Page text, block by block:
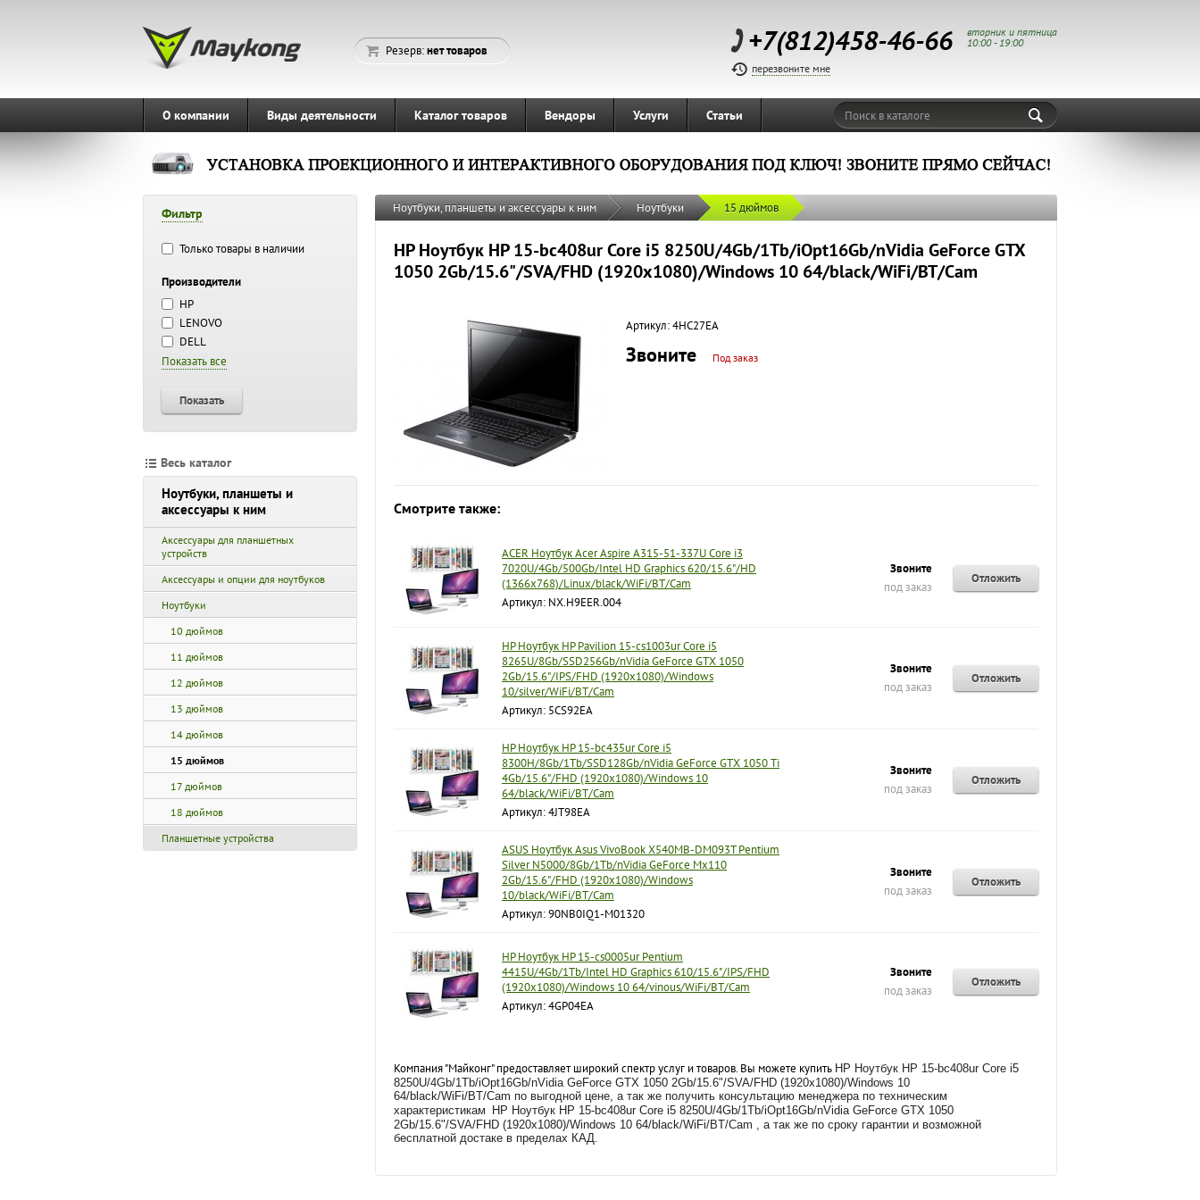
Резерв:нет товаров +7(812)458-46-66
вторник и пятница
10:00 - 19:00
перезвоните мне
О компании Виды деятельности Каталог товаров Вендоры Услуги Статьи Поиск в каталоге
Фильтр
Только товары в наличии
Производители
HP
LENOVO
DELL
Показать все
Показать
Весь каталог
Ноутбуки, планшеты и
аксессуары к ним
Аксессуары для планшетных
устройств
Аксессуары и опции для ноутбуков
Ноутбуки
10 дюймов
11 дюймов
12 дюймов
13 дюймов
14 дюймов
15 дюймов
17 дюймов
18 дюймов
Планшетные устройства
Ноутбуки, планшеты и аксессуары к ним Ноутбуки 15 дюймов
HP Ноутбук HP 15-bc408ur Core i5 8250U/4Gb/1Tb/iOpt16Gb/nVidia GeForce GTX
1050 2Gb/15.6"/SVA/FHD (1920x1080)/Windows 10 64/black/WiFi/BT/Cam
Артикул:4HC27EA
Звоните Под заказ
Смотрите также:
ACER Ноутбук Acer Aspire A315-51-337U Core i3
7020U/4Gb/500Gb/Intel HD Graphics 620/15.6"/HD
(1366x768)/Linux/black/WiFi/BT/Cam
Артикул: NX.H9EER.004
Звоните
под заказ
Отложить
HP Ноутбук HP Pavilion 15-cs1003ur Core i5
8265U/8Gb/SSD256Gb/nVidia GeForce GTX 1050
2Gb/15.6"/IPS/FHD (1920x1080)/Windows
10/silver/WiFi/BT/Cam
Артикул: 5CS92EA
Звоните
под заказ
Отложить
HP Ноутбук HP 15-bc435ur Core i5
8300H/8Gb/1Tb/SSD128Gb/nVidia GeForce GTX 1050 Ti
4Gb/15.6"/FHD (1920x1080)/Windows 10
64/black/WiFi/BT/Cam
Артикул: 4JT98EA
Звоните
под заказ
Отложить
ASUS Ноутбук Asus VivoBook X540MB-DM093T Pentium
Silver N5000/8Gb/1Tb/nVidia GeForce Mx110
2Gb/15.6"/FHD (1920x1080)/Windows
10/black/WiFi/BT/Cam
Артикул: 90NB0IQ1-M01320
Звоните
под заказ
Отложить
HP Ноутбук HP 15-cs0005ur Pentium
4415U/4Gb/1Tb/Intel HD Graphics 610/15.6"/IPS/FHD
(1920x1080)/Windows 10 64/vinous/WiFi/BT/Cam
Артикул: 4GP04EA
Звоните
под заказ
Отложить
Компания "Майконг" предоставляет широкий спектр услуг и товаров. Вы можете купить HP Ноутбук HP 15-bc408ur Core i5
8250U/4Gb/1Tb/iOpt16Gb/nVidia GeForce GTX 1050 2Gb/15.6"/SVA/FHD (1920x1080)/Windows 10
64/black/WiFi/BT/Cam по выгодной цене, а так же получить консультацию менеджера по техническим
характеристикам
HP Ноутбук HP 15-bc408ur Core i5 8250U/4Gb/1Tb/iOpt16Gb/nVidia GeForce GTX 1050
2Gb/15.6"/SVA/FHD (1920x1080)/Windows 10 64/black/WiFi/BT/Cam , а так же по сроку гарантии и возможной
бесплатной достаке в пределах КАД.